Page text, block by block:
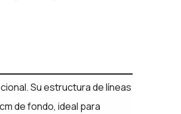
Su estructura de líneas
de fondo, ideal para